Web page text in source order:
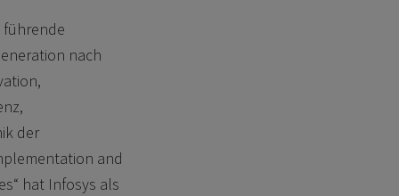
führende
nach
der
and
hat Infosys als